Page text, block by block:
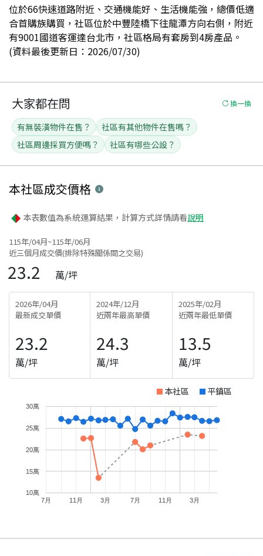
位於66快速道路附近、交通機能好、生活機能強，總價低適
合首購族購買，社區位於中豐陸橋下往龍潭方向右側，附近
有9001國道客運達台北市，社區格局有套房到4房產品。
(資料最後更新日：2026/07/30)
大家都在問 換一換
有無裝潢物件在售？
社區有其他物件在售嗎？
社區周邊採買方便嗎？
社區有哪些公設？
本社區成交價格
本表數值為系統運算結果，計算方式詳情請看說明
115年/04月~115年/06月
近三個月成交價(排除特殊關係間之交易)
23.2 萬/坪
2026年/04月
最新成交單價
23.2
萬/坪
2024年/12月
近兩年最高單價
24.3
萬/坪
2025年/02月
近兩年最低單價
13.5
萬/坪
本社區 平鎮區
7月 11月 3月 7月 11月 3月
10萬
15萬
20萬
25萬
30萬